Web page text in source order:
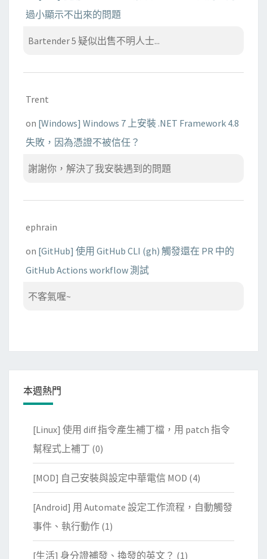
過小顯示不出來的問題
Bartender 5 疑似出售不明人士...
Trent
on [Windows] Windows 7 上安裝 .NET Framework 4.8
失敗，因為憑證不被信任？
謝謝你，解決了我安裝遇到的問題
ephrain
on [GitHub] 使用 GitHub CLI (gh) 觸發還在 PR 中的
GitHub Actions workflow 測試
不客氣喔~
本週熱門
[Linux] 使用 diff 指令產生補丁檔，用 patch 指令
幫程式上補丁 (0)
[MOD] 自己安裝與設定中華電信 MOD (4)
[Android] 用 Automate 設定工作流程，自動觸發
事件、執行動作 (1)
[生活] 身分證補發、換發的英文？ (1)